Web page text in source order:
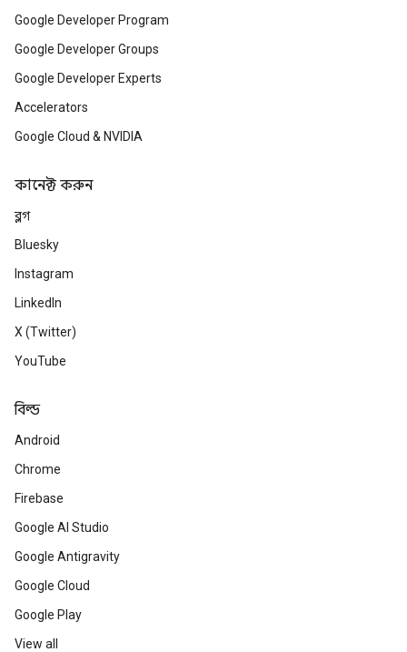
Google Developer Program
Google Developer Groups
Google Developer Experts
Accelerators
Google Cloud & NVIDIA
কানেক্ট করুন
ব্লগ
Bluesky
Instagram
LinkedIn
X (Twitter)
YouTube
বিল্ড
Android
Chrome
Firebase
Google AI Studio
Google Antigravity
Google Cloud
Google Play
View all